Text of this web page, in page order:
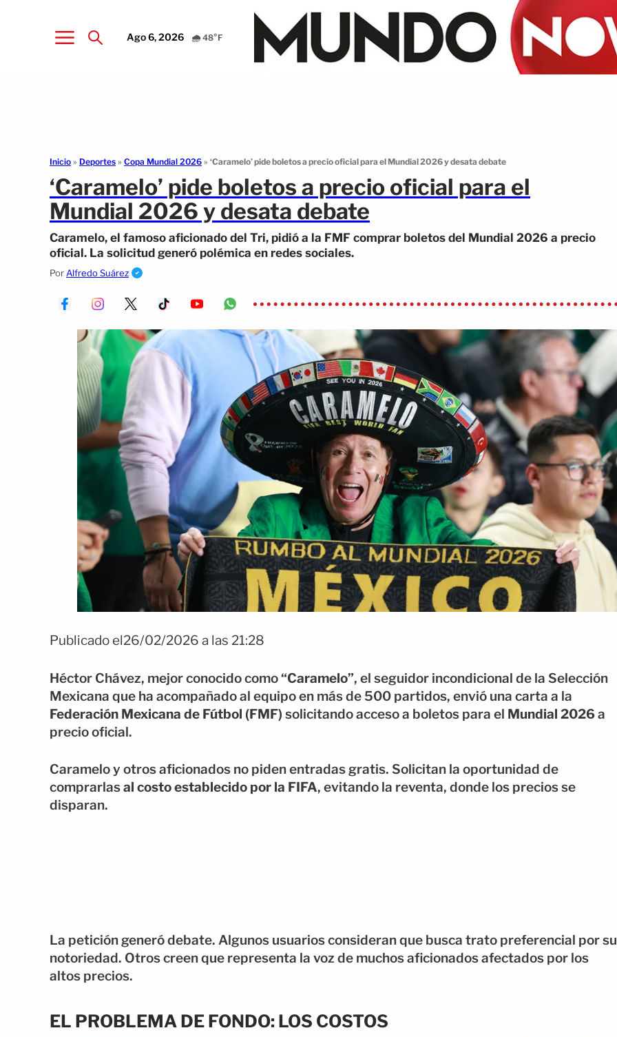
Ago 6, 2026 🌧️ 48°F
Inicio » Deportes » Copa Mundial 2026 » ‘Caramelo’ pide boletos a precio oficial para el Mundial 2026 y desata debate
‘Caramelo’ pide boletos a precio oficial para el
Mundial 2026 y desata debate
Caramelo, el famoso aficionado del Tri, pidió a la FMF comprar boletos del Mundial 2026 a precio
oficial. La solicitud generó polémica en redes sociales.
Por Alfredo Suárez
Publicado el26/02/2026 a las 21:28
Héctor Chávez, mejor conocido como“Caramelo”, el seguidor incondicional de la Selección
Mexicana que ha acompañado al equipo en más de 500 partidos, envió una carta a la
Federación Mexicana de Fútbol (FMF) solicitando acceso a boletos para el Mundial 2026a
precio oficial.
Caramelo y otros aficionados no piden entradas gratis. Solicitan la oportunidad de
comprarlasal costo establecido por la FIFA, evitando la reventa, donde los precios se
disparan.
La petición generó debate. Algunos usuarios consideran que busca trato preferencial por su
notoriedad. Otros creen que representa la voz de muchos aficionados afectados por los
altos precios.
EL PROBLEMA DE FONDO: LOS COSTOS